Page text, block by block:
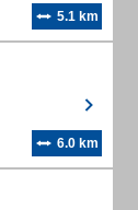
5.1 km
6.0 km